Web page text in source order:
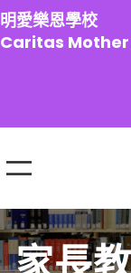
跳
至
主
明愛樂恩學校
Caritas